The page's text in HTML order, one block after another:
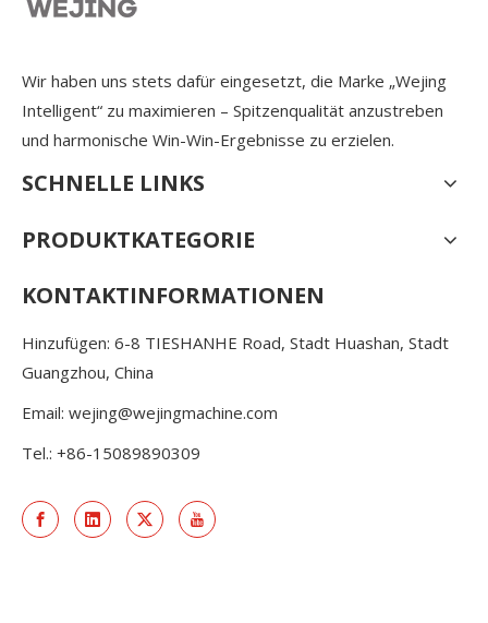
Wir haben uns stets dafür eingesetzt, die Marke „Wejing
Intelligent“ zu maximieren – Spitzenqualität anzustreben
und harmonische Win-Win-Ergebnisse zu erzielen.
SCHNELLE LINKS
PRODUKTKATEGORIE
KONTAKTINFORMATIONEN
Hinzufügen: 6-8 TIESHANHE Road, Stadt Huashan, Stadt
Guangzhou, China
Email: wejing@wejingmachine.com
Tel.: +86-15089890309